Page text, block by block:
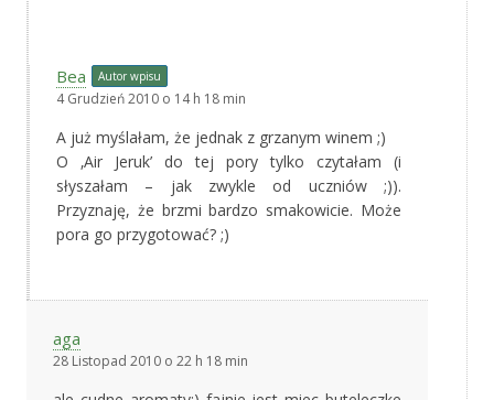
Bea Autor wpisu
4 Grudzień 2010 o 14 h 18 min
A już myślałam, że jednak z grzanym winem ;)
O ‚Air Jeruk’ do tej pory tylko czytałam (i
słyszałam – jak zwykle od uczniów ;)).
Przyznaję, że brzmi bardzo smakowicie. Może
pora go przygotować? ;)
aga
28 Listopad 2010 o 22 h 18 min